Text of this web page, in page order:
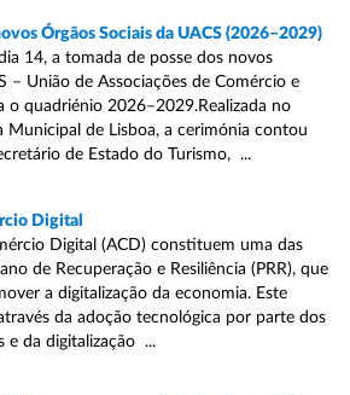
Órgãos Sociais da UACS (2026–2029)
14, a tomada de posse dos novos
– União de Associações de Comércio e
o quadriénio 2026–2029.Realizada no
Municipal de Lisboa, a cerimónia contou
de Estado do Turismo, ...
Digital
Digital (ACD) constituem uma das
de Recuperação e Resiliência (PRR), que
a digitalização da economia. Este
da adoção tecnológica por parte dos
e da digitalização ...